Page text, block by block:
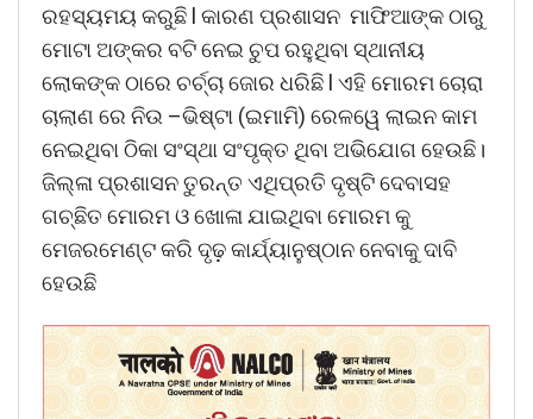
ରହସ୍ୟମୟ କରୁଛି l କାରଣ ପ୍ରଶାସନ ମାଫିଆଙ୍କ ଠାରୁ
ମୋଟା ଅଙ୍କର ବଟି ନେଇ ଚୁପ ରହୁଥିବା ସ୍ଥାନୀୟ
ଲୋକଙ୍କ ଠାରେ ଚର୍ଚ୍ଚା ଜୋର ଧରିଛି l ଏହି ମୋରମ ଚୋରା
ଚାଲାଣ ରେ ନିଉ –ଭିଷ୍ଟା (ଇମାମି) ରେଳୱେ ଲାଇନ କାମ
ନେଇଥିବା ଠିକା ସଂସ୍ଥା ସଂପୃକ୍ତ ଥିବା ଅଭିଯୋଗ ହେଉଛି।
ଜିଲ୍ଳା ପ୍ରଶାସନ ତୁରନ୍ତ ଏଥିପ୍ରତି ଦୃଷ୍ଟି ଦେବାସହ
ଗଚ୍ଛିତ ମୋରମ ଓ ଖୋଳା ଯାଇଥିବା ମୋରମ କୁ
ମେଜରମେଣ୍ଟ କରି ଦୃଢ଼ କାର୍ଯ୍ୟାନୁଷ୍ଠାନ ନେବାକୁ ଦାବି
ହେଉଛି